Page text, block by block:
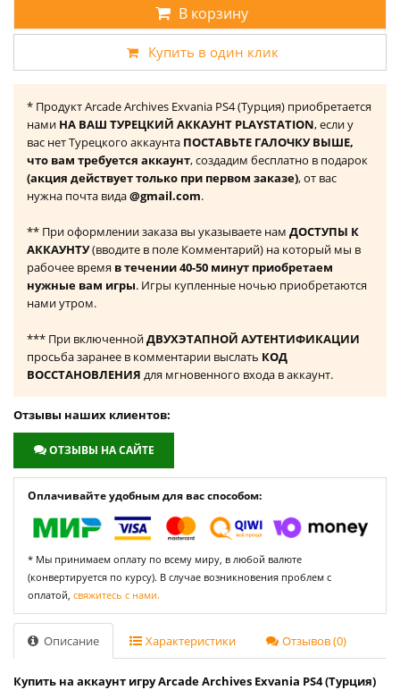
В корзину
Купить в один клик
* Продукт Arcade Archives Exvania PS4 (Турция) приобретается
нами НА ВАШ ТУРЕЦКИЙ АККАУНТ PLAYSTATION, если у
вас нет Турецкого аккаунта ПОСТАВЬТЕ ГАЛОЧКУ ВЫШЕ,
что вам требуется аккаунт, создадим бесплатно в подарок
(акция действует только при первом заказе), от вас
нужна почта вида@gmail.com.
** При оформлении заказа вы указываете нам ДОСТУПЫ К
АККАУНТУ(вводите в поле Комментарий) на который мы в
рабочее время в течении 40-50 минут приобретаем
нужные вам игры. Игры купленные ночью приобретаются
нами утром.
*** При включеннойДВУХЭТАПНОЙ АУТЕНТИФИКАЦИИ
просьба заранее в комментарии выслать КОД
ВОССТАНОВЛЕНИЯ для мгновенного входа в аккаунт.
Отзывы наших клиентов:
ОТЗЫВЫ НА САЙТЕ
Оплачивайте удобным для вас способом:
* Мы принимаем оплату по всему миру, в любой валюте
(конвертируется по курсу). В случае возникновения проблем с
оплатой, свяжитесь с нами.
Описание Характеристики Отзывов (0)
Купить на аккаунт игру Arcade Archives Exvania PS4 (Турция)